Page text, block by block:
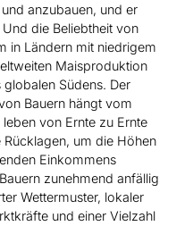
anzubauen, und er
die Beliebtheit von
in Ländern mit niedrigem
Maisproduktion
Südens. Der
Bauern hängt vom
von Ernte zu Ernte
um die Höhen
Einkommens
zunehmend anfällig
Wettermuster, lokaler
und einer Vielzahl